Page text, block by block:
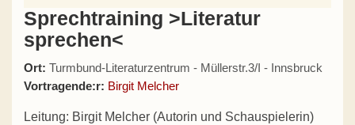
Sprechtraining >Literatur
sprechen<
Ort: Turmbund-Literaturzentrum - Müllerstr.3/I - Innsbruck
Vortragende:r: Birgit Melcher
Leitung: Birgit Melcher (Autorin und Schauspielerin)